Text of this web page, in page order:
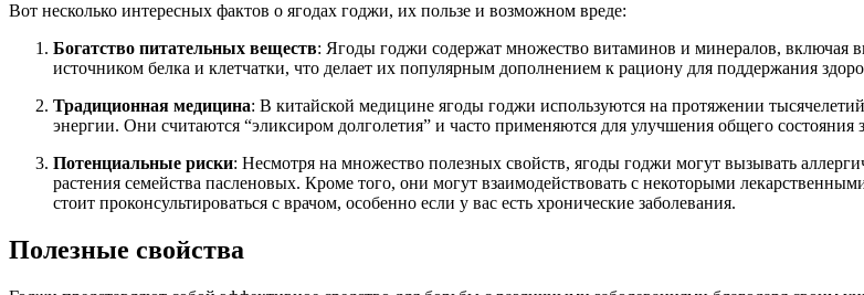
Вот несколько интересных фактов о ягодах годжи, их пользе и возможном вреде:
Богатство питательных веществ: Ягоды годжи содержат множество витаминов и минералов,
источником белка и клетчатки, что делает их популярным дополнением к рациону для поддержания
Традиционная медицина: В китайской медицине ягоды годжи используются на протяжении
энергии. Они считаются “эликсиром долголетия” и часто применяются для улучшения общего состояния
Потенциальные риски: Несмотря на множество полезных свойств, ягоды годжи могут вызывать
растения семейства пасленовых. Кроме того, они могут взаимодействовать с некоторыми
стоит проконсультироваться с врачом, особенно если у вас есть хронические заболевания.
Полезные свойства